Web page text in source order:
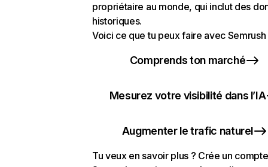
propriétaire au monde, qui inclut des
historiques.
Voici ce que tu peux faire avec Semrush
Comprends ton marché
Mesurez votre visibilité dans l’IA
Augmenter le trafic naturel
Tu veux en savoir plus ? Crée un compte